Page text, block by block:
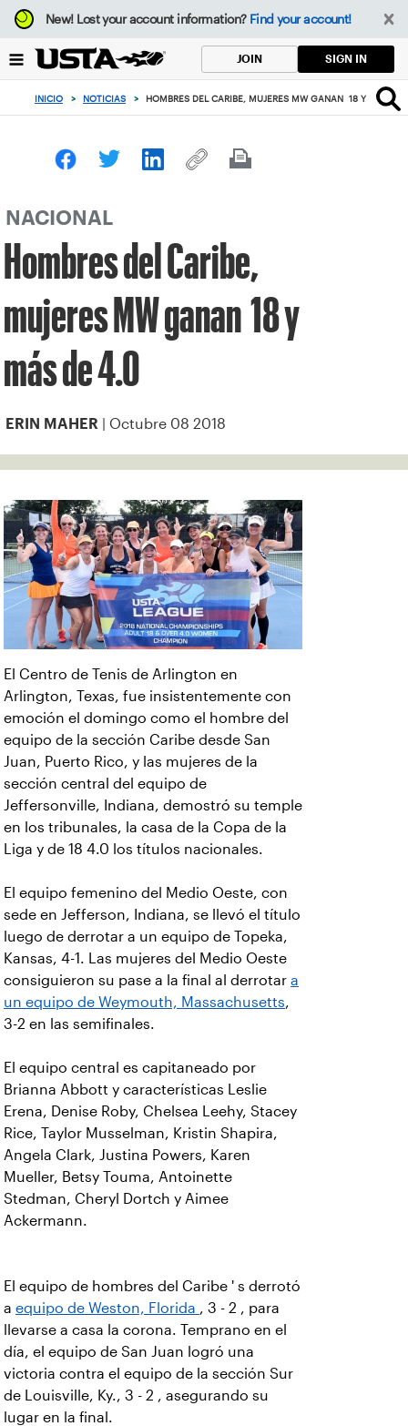
Enfoque
desde
botón
volver
principio
New!Lost your account information? Find your account!
JOIN SIGN IN
INICIO > NOTICIAS > HOMBRES DEL CARIBE, MUJERES MW GANAN 18 Y MÁS
NACIONAL
Hombres del Caribe,
mujeres MW ganan 18 y
más de 4.0
ERIN MAHER | Octubre 08 2018
El Centro de Tenis de Arlington en
Arlington, Texas, fue insistentemente con
emoción el domingo como el hombre del
equipo de la sección Caribe desde San
Juan, Puerto Rico, y las mujeres de la
sección central del equipo de
Jeffersonville, Indiana, demostró su temple
en los tribunales, la casa de la Copa de la
Liga y de 18 4.0 los títulos nacionales.
El equipo femenino del Medio Oeste, con
sede en Jefferson, Indiana, se llevó el título
luego de derrotar a un equipo de Topeka,
Kansas, 4-1. Las mujeres del Medio Oeste
consiguieron su pase a la final al derrotar a
un equipo de Weymouth, Massachusetts,
3-2 en las semifinales.
El equipo central es capitaneado por
Brianna Abbott y características Leslie
Erena, Denise Roby, Chelsea Leehy, Stacey
Rice, Taylor Musselman, Kristin Shapira,
Angela Clark, Justina Powers, Karen
Mueller, Betsy Touma, Antoinette
Stedman, Cheryl Dortch y Aimee
Ackermann.
El equipo de hombres del Caribe ' s derrotó
a equipo de Weston, Florida , 3 - 2 , para
llevarse a casa la corona. Temprano en el
día, el equipo de San Juan logró una
victoria contra el equipo de la sección Sur
de Louisville, Ky., 3 - 2 , asegurando su
lugar en la final.